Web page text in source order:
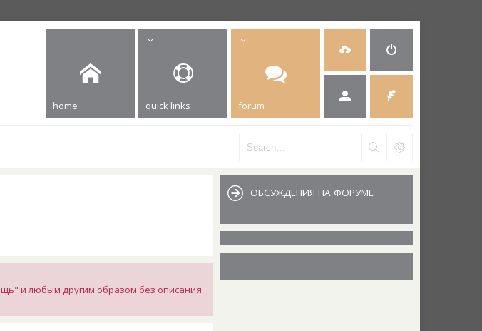
home quick links forum
и любым другим образом без описания
ОБСУЖДЕНИЯ НА ФОРУМЕ